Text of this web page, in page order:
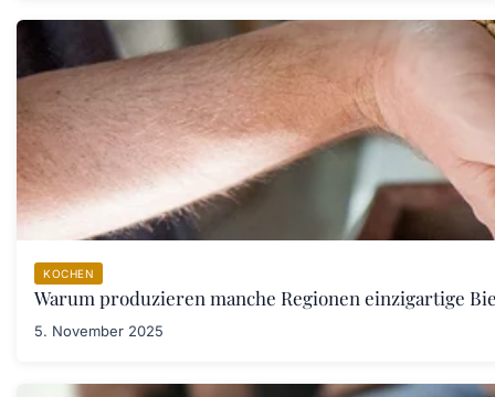
KOCHEN
Warum produzieren manche Regionen einzigartige
5. November 2025